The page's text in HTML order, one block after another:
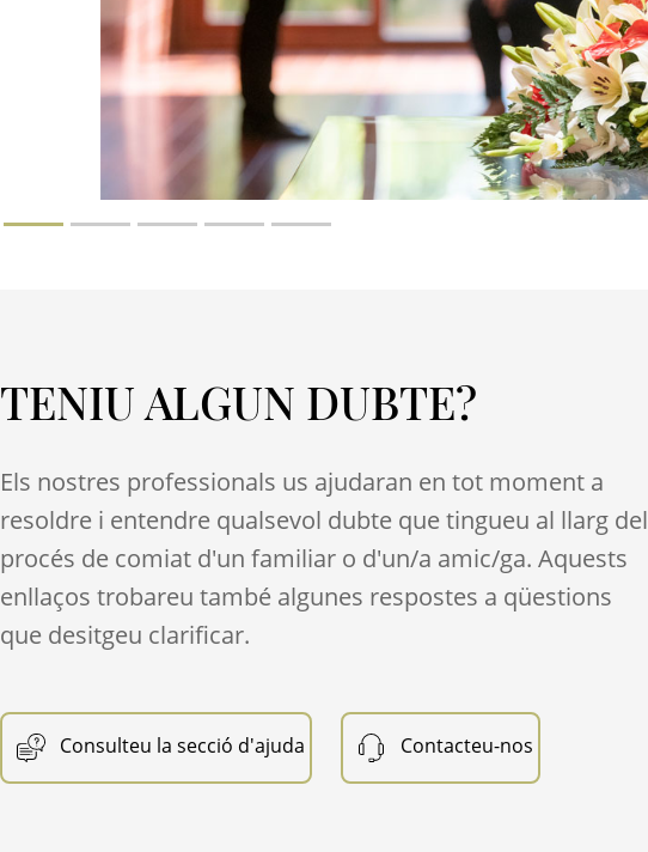
TENIU ALGUN DUBTE?
Els nostres professionals us ajudaran en tot moment a
resoldre i entendre qualsevol dubte que tingueu al llarg del
procés de comiat d'un familiar o d'un/a amic/ga. Aquests
enllaços trobareu també algunes respostes a qüestions
que desitgeu clarificar.
Consulteu la secció d'ajuda Contacteu-nos